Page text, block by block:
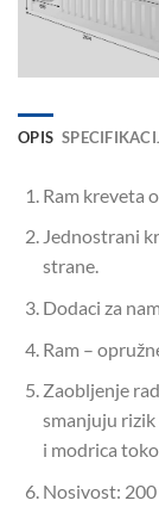
OPIS
Ram kreveta
Jednostrani
strane.
Dodaci za
Ram –
Zaobljenje
smanjuju
i modrica
Nosivost: 200